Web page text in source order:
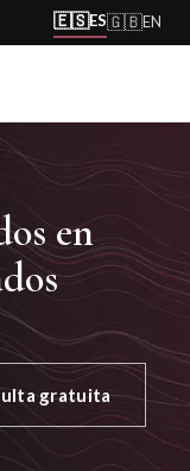
🇪🇸ES🇬🇧EN
en
gratuita